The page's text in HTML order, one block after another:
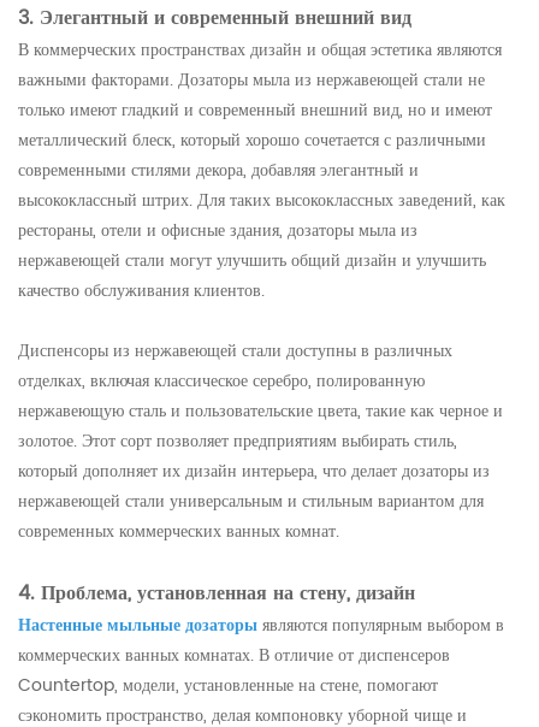
3. Элегантный и современный внешний вид
В коммерческих пространствах дизайн и общая эстетика являются
важными факторами. Дозаторы мыла из нержавеющей стали не
только имеют гладкий и современный внешний вид, но и имеют
металлический блеск, который хорошо сочетается с различными
современными стилями декора, добавляя элегантный и
высококлассный штрих. Для таких высококлассных заведений, как
рестораны, отели и офисные здания, дозаторы мыла из
нержавеющей стали могут улучшить общий дизайн и улучшить
качество обслуживания клиентов.
Диспенсоры из нержавеющей стали доступны в различных
отделках, включая классическое серебро, полированную
нержавеющую сталь и пользовательские цвета, такие как черное и
золотое. Этот сорт позволяет предприятиям выбирать стиль,
который дополняет их дизайн интерьера, что делает дозаторы из
нержавеющей стали универсальным и стильным вариантом для
современных коммерческих ванных комнат.
4. Проблема, установленная на стену, дизайн
Настенные мыльные дозаторыявляются популярным выбором в
коммерческих ванных комнатах. В отличие от диспенсеров
Countertop, модели, установленные на стене, помогают
сэкономить пространство, делая компоновку уборной чище и